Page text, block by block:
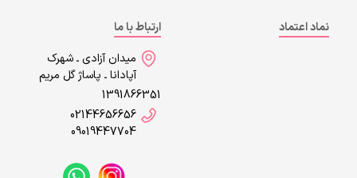
نماد اعتماد
ارتباط با ما
میدان آزادی ـ شهرک
آپادانا ـ پاساژ گل مریم
1391866351
02144656656
09019447704